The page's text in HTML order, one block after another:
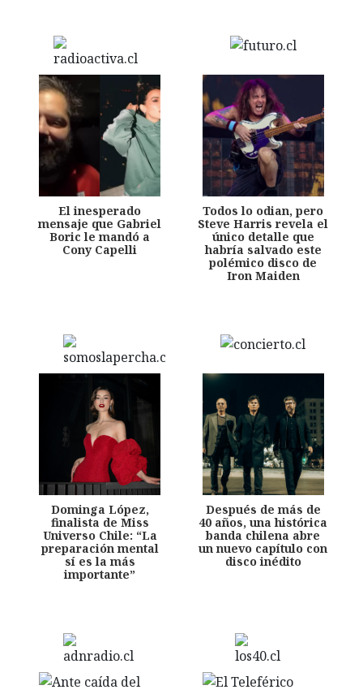
El inesperado
mensaje que Gabriel
Boric le mandó a
Cony Capelli
Todos lo odian, pero
Steve Harris revela el
único detalle que
habría salvado este
polémico disco de
Iron Maiden
Dominga López,
finalista de Miss
Universo Chile: “La
preparación mental
sí es la más
importante”
Después de más de
40 años, una histórica
banda chilena abre
un nuevo capítulo con
disco inédito